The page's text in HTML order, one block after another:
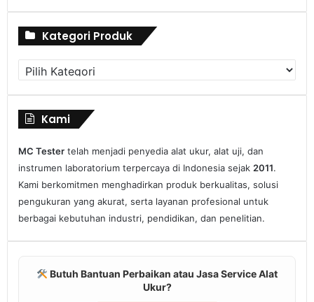
Kategori Produk
Kami
MC Tester telah menjadi penyedia alat ukur, alat uji, dan
instrumen laboratorium terpercaya di Indonesia sejak 2011.
Kami berkomitmen menghadirkan produk berkualitas, solusi
pengukuran yang akurat, serta layanan profesional untuk
berbagai kebutuhan industri, pendidikan, dan penelitian.
Butuh Bantuan Perbaikan atau Jasa Service Alat
Ukur?